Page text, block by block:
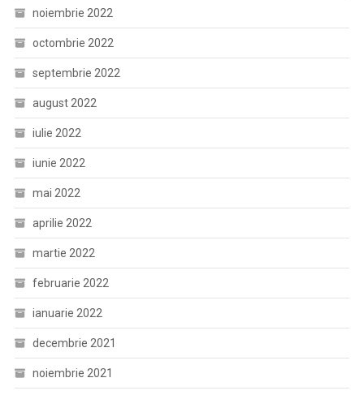
noiembrie 2022
octombrie 2022
septembrie 2022
august 2022
iulie 2022
iunie 2022
mai 2022
aprilie 2022
martie 2022
februarie 2022
ianuarie 2022
decembrie 2021
noiembrie 2021